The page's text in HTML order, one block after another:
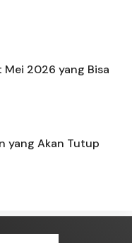
2026 yang Bisa
yang Akan Tutup